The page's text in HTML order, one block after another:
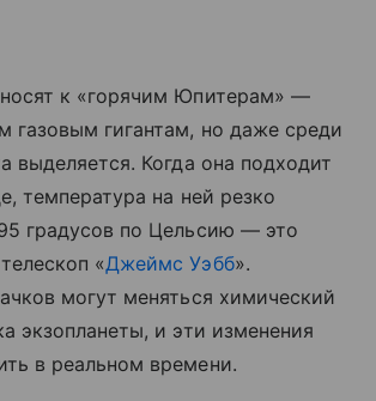
к «горячим Юпитерам» —
газовым гигантам, но даже среди
выделяется. Когда она подходит
температура на ней резко
градусов по Цельсию — это
«Джеймс Уэбб».
могут меняться химический
экзопланеты, и эти изменения
в реальном времени.